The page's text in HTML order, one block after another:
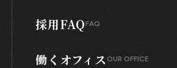
採用FAQFAQ
働くオフィス OUR OFFICE